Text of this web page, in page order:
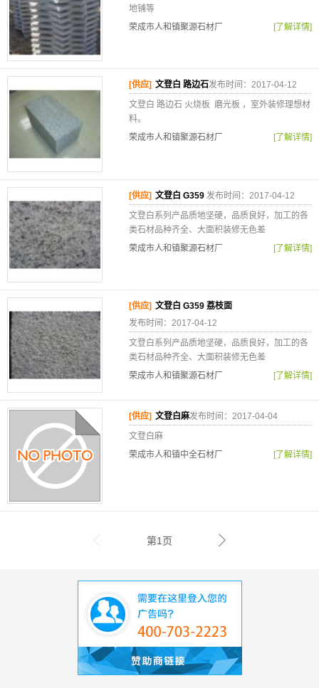
地铺等
荣成市人和镇聚源石材厂
[了解详情]
[供应] 文登白 路边石发布时间：2017-04-12
文登白 路边石 火烧板 磨光板 ，室外装修理想材
料。
荣成市人和镇聚源石材厂
[了解详情]
[供应] 文登白 G359 发布时间：2017-04-12
文登白系列产品质地坚硬，品质良好，加工的各
类石材品种齐全、大面积装修无色差
荣成市人和镇聚源石材厂
[了解详情]
[供应] 文登白 G359 荔枝面
发布时间：2017-04-12
文登白系列产品质地坚硬，品质良好，加工的各
类石材品种齐全、大面积装修无色差
荣成市人和镇聚源石材厂
[了解详情]
[供应] 文登白麻发布时间：2017-04-04
文登白麻
荣成市人和镇中全石材厂
[了解详情]
第1页